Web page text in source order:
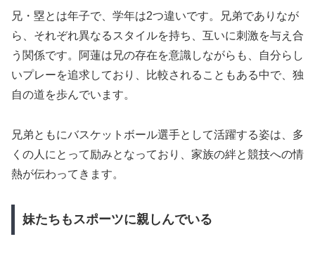
兄・塁とは年子で、学年は2つ違いです。兄弟でありなが
ら、それぞれ異なるスタイルを持ち、互いに刺激を与え合
う関係です。阿蓮は兄の存在を意識しながらも、自分らし
いプレーを追求しており、比較されることもある中で、独
自の道を歩んでいます。
兄弟ともにバスケットボール選手として活躍する姿は、多
くの人にとって励みとなっており、家族の絆と競技への情
熱が伝わってきます。
妹たちもスポーツに親しんでいる